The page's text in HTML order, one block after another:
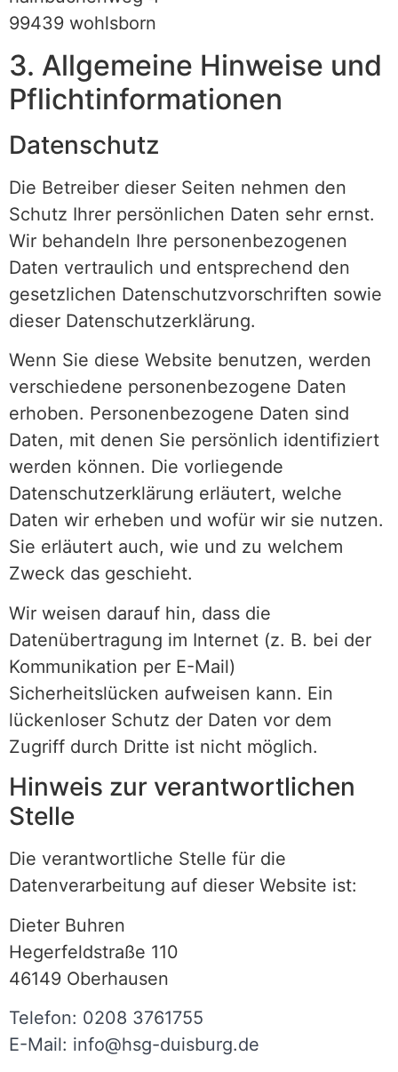
99439 wohlsborn
3. Allgemeine Hinweise und
Pflicht­informationen
Datenschutz
Die Betreiber dieser Seiten nehmen den
Schutz Ihrer persönlichen Daten sehr ernst.
Wir behandeln Ihre personenbezogenen
Daten vertraulich und entsprechend den
gesetzlichen Datenschutzvorschriften sowie
dieser Datenschutzerklärung.
Wenn Sie diese Website benutzen, werden
verschiedene personenbezogene Daten
erhoben. Personenbezogene Daten sind
Daten, mit denen Sie persönlich identifiziert
werden können. Die vorliegende
Datenschutzerklärung erläutert, welche
Daten wir erheben und wofür wir sie nutzen.
Sie erläutert auch, wie und zu welchem
Zweck das geschieht.
Wir weisen darauf hin, dass die
Datenübertragung im Internet (z. B. bei der
Kommunikation per E-Mail)
Sicherheitslücken aufweisen kann. Ein
lückenloser Schutz der Daten vor dem
Zugriff durch Dritte ist nicht möglich.
Hinweis zur verantwortlichen
Stelle
Die verantwortliche Stelle für die
Datenverarbeitung auf dieser Website ist:
Dieter Buhren
Hegerfeldstraße 110
46149 Oberhausen
Telefon: 0208 3761755
E-Mail: info@hsg-duisburg.de